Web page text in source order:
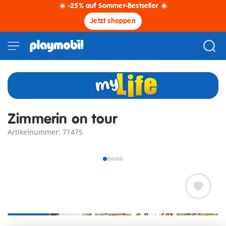
☀️ -25% auf Sommer-Bestseller ☀️
Jetzt shoppen
Zimmerin on tour
Artikelnummer: 71475